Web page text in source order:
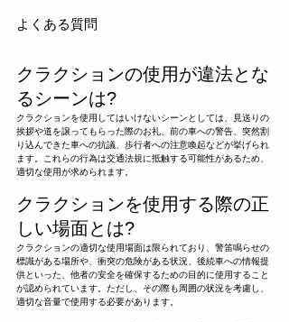
よくある質問
クラクションの使用が違法とな
るシーンは?
クラクションを使用してはいけないシーンとしては、見送りの
挨拶や道を譲ってもらった際のお礼、前の車への警告、突然割
り込んできた車への抗議、歩行者への注意喚起などが挙げられ
ます。これらの行為は交通法規に抵触する可能性があるため、
適切な使用が求められます。
クラクションを使用する際の正
しい場面とは?
クラクションの適切な使用場面は限られており、警笛鳴らせの
標識がある場所や、衝突の危険がある状況、後続車への情報提
供といった、他者の安全を確保するための目的に使用すること
が認められています。ただし、その際も周囲の状況を考慮し、
適切な音量で使用する必要があります。